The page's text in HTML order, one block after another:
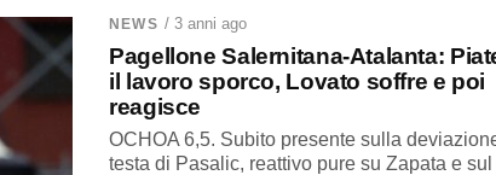
NEWS / 3 anni ago
Pagellone Salernitana-Atalanta:
il lavoro sporco, Lovato soffre e poi
reagisce
OCHOA 6,5. Subito presente sulla
testa di Pasalic, reattivo pure su Zapata e sul